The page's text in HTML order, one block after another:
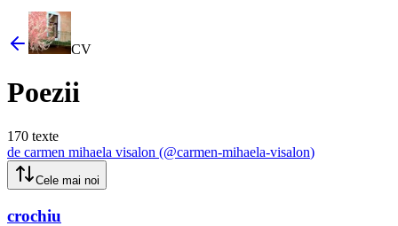
CV
Poezii
170 texte
de carmen mihaela visalon (@carmen-mihaela-visalon)
Cele mai noi
crochiu